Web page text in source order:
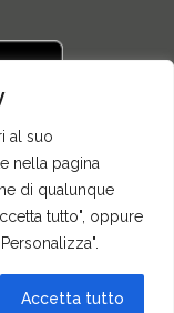
al suo
nella pagina
di qualunque
tutto", oppure
Accetta tutto
|Credits
Cookie policy
- CF 00524310489